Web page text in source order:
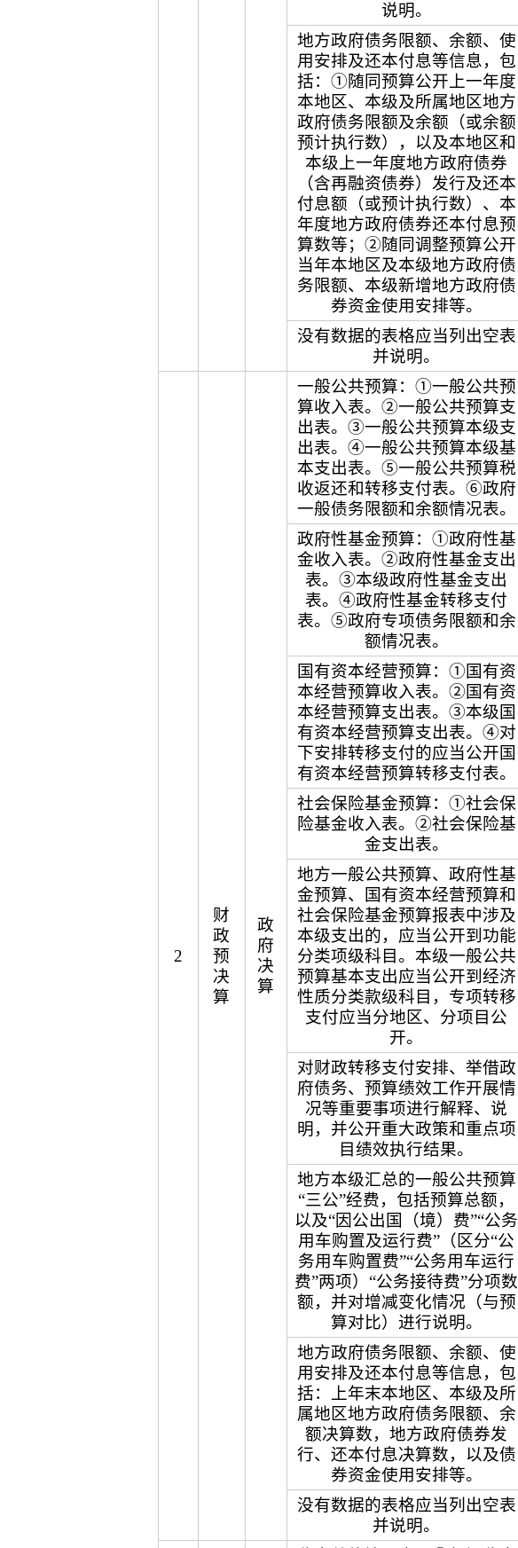
说明。
地方政府债务限额、余额、使
用安排及还本付息等信息，包
括：①随同预算公开上一年度
本地区、本级及所属地区地方
政府债务限额及余额（或余额
预计执行数），以及本地区和
本级上一年度地方政府债券
（含再融资债券）发行及还本
付息额（或预计执行数）、本
年度地方政府债券还本付息预
算数等；②随同调整预算公开
当年本地区及本级地方政府债
务限额、本级新增地方政府债
券资金使用安排等。
没有数据的表格应当列出空表
并说明。
2
财
政
预
决
算
政
府
决
算
一般公共预算：①一般公共预
算收入表。②一般公共预算支
出表。③一般公共预算本级支
出表。④一般公共预算本级基
本支出表。⑤一般公共预算税
收返还和转移支付表。⑥政府
一般债务限额和余额情况表。
政府性基金预算：①政府性基
金收入表。②政府性基金支出
表。③本级政府性基金支出
表。④政府性基金转移支付
表。⑤政府专项债务限额和余
额情况表。
国有资本经营预算：①国有资
本经营预算收入表。②国有资
本经营预算支出表。③本级国
有资本经营预算支出表。④对
下安排转移支付的应当公开国
有资本经营预算转移支付表。
社会保险基金预算：①社会保
险基金收入表。②社会保险基
金支出表。
地方一般公共预算、政府性基
金预算、国有资本经营预算和
社会保险基金预算报表中涉及
本级支出的，应当公开到功能
分类项级科目。本级一般公共
预算基本支出应当公开到经济
性质分类款级科目，专项转移
支付应当分地区、分项目公
开。
对财政转移支付安排、举借政
府债务、预算绩效工作开展情
况等重要事项进行解释、说
明，并公开重大政策和重点项
目绩效执行结果。
地方本级汇总的一般公共预算
“三公”经费，包括预算总额，
以及“因公出国（境）费”“公务
用车购置及运行费”（区分“公
务用车购置费”“公务用车运行
费”两项）“公务接待费”分项数
额，并对增减变化情况（与预
算对比）进行说明。
地方政府债务限额、余额、使
用安排及还本付息等信息，包
括：上年末本地区、本级及所
属地区地方政府债务限额、余
额决算数，地方政府债券发
行、还本付息决算数，以及债
券资金使用安排等。
没有数据的表格应当列出空表
并说明。